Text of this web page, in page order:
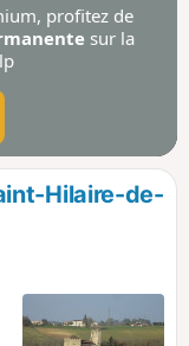
profitez de
sur la
Hilaire-de-